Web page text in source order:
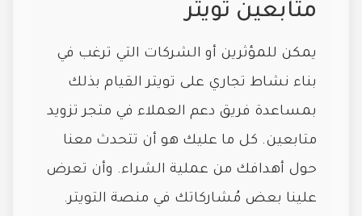
متابعين تويتر
يمكن للمؤثرين أو الشركات التي ترغب في
بناء نشاط تجاري على تويتر القيام بذلك
بمساعدة فريق دعم العملاء في متجر تزويد
متابعين. كل ما عليك هو أن تتحدث معنا
حول أهدافك من عملية الشراء. وأن تعرض
علينا بعض مُشاركاتك في منصة التويتر.